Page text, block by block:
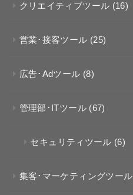
クリエイティブツール (16)
営業･接客ツール (25)
広告･Adツール (8)
管理部･ITツール (67)
セキュリティツール (6)
集客･マーケティングツール